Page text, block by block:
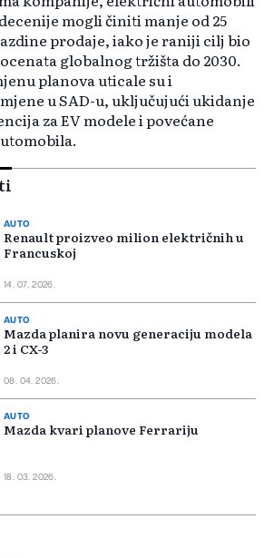
mogli činiti manje od 25
prodaje, iako je raniji cilj bio
globalnog tržišta do 2030.
planova uticale su i
u SAD-u, uključujući ukidanje
za EV modele i povećane
AUTO
Renault proizveo milion električnih u
Francuskoj
14. 07. 2026.
AUTO
Mazda planira novu generaciju modela
2 i CX-3
08. 04. 2026.
AUTO
Mazda kvari planove Ferrariju
18. 03. 2026.